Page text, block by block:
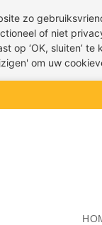
zo
of niet
op ‘OK, sluiten’
om uw